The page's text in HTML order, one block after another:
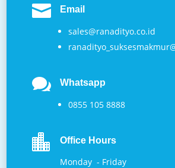
 Email
sales@ranadityo.co.id
 Whatsapp
0855 105 8888
 Office Hours
Monday - Friday